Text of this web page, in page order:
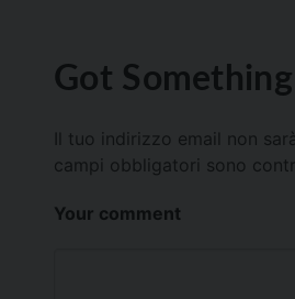
Got Something
Il tuo indirizzo email non
campi obbligatori sono
Your comment